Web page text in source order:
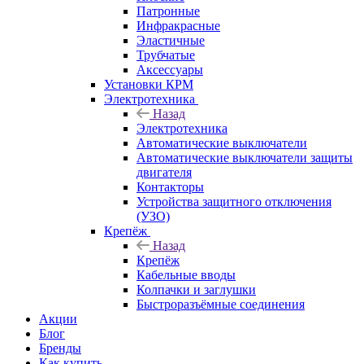
Патронные
Инфракрасные
Эластичные
Трубчатые
Аксессуары
Установки КРМ
Электротехника
Назад
Электротехника
Автоматические выключатели
Автоматические выключатели защиты
двигателя
Контакторы
Устройства защитного отключения
(УЗО)
Крепёж
Назад
Крепёж
Кабельные вводы
Колпачки и заглушки
Быстроразъёмные соединения
Акции
Блог
Бренды